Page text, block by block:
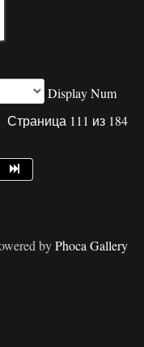
Display Num
Страница 111 из 184
byPhoca Gallery